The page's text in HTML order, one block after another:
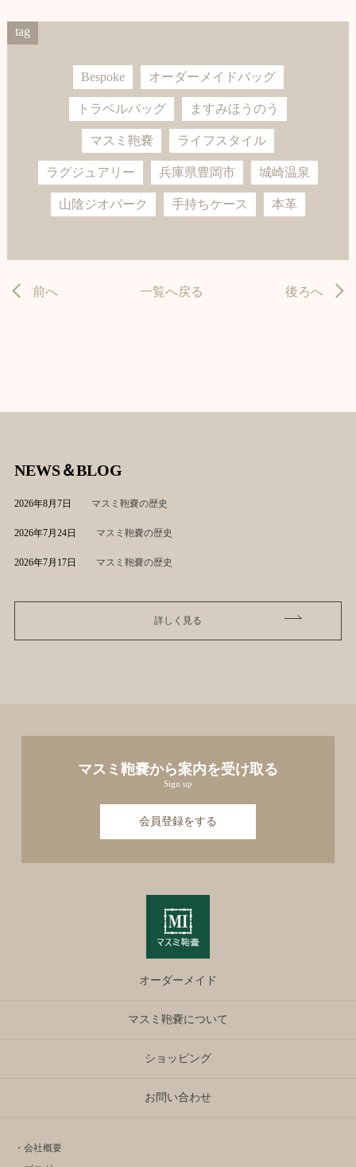
tag
Bespoke オーダーメイドバッグ
トラベルバッグ ますみほうのう
マスミ鞄嚢 ライフスタイル
ラグジュアリー 兵庫県豊岡市 城崎温泉
山陰ジオパーク 手持ちケース 本革
前へ 一覧へ戻る 後ろへ
NEWS＆BLOG
2026年8月7日 マスミ鞄嚢の歴史
2026年7月24日 マスミ鞄嚢の歴史
2026年7月17日 マスミ鞄嚢の歴史
詳しく見る
マスミ鞄嚢から案内を受け取る
Sign up
会員登録をする
オーダーメイド
マスミ鞄嚢について
ショッピング
お問い合わせ
・会社概要